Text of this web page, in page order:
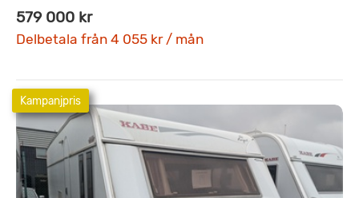
579 000 kr
Delbetala från 4 055 kr / mån
Kampanjpris